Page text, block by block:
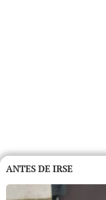
ANTES DE IRSE